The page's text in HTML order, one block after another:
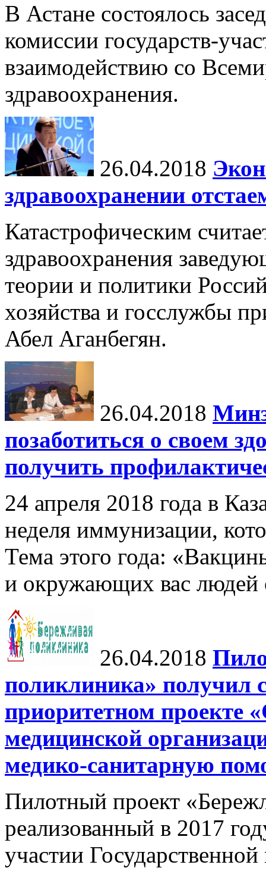
В Астане состоялось
комиссии государств-
взаимодействию со
здравоохранения.
26.04.2018
здравоохранении
Катастрофическим
здравоохранения
теории и политики
хозяйства и госслужбы
Абел Аганбегян.
26.04.2018
позаботиться о своем
получить
24 апреля 2018 года в
неделя иммунизации,
Тема этого года:
и окружающих вас людей
26.04.2018
поликлиника» получил
приоритетном проекте
медицинской
медико-санитарную
Пилотный проект
реализованный в 2017
участии